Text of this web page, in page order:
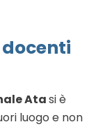
Atasi è
luogo e non